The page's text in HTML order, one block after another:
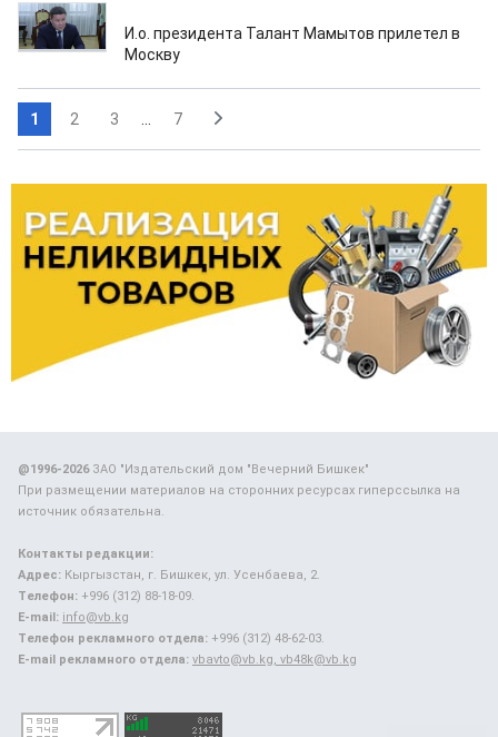
07.12.2020
И.о. президента Талант Мамытов прилетел в
Москву
1 2 3 7
@1996-2026ЗАО "Издательский дом "Вечерний Бишкек"
При размещении материалов на сторонних ресурсах гиперссылка на
источник обязательна.
Контакты редакции:
Адрес: Кыргызстан, г. Бишкек, ул. Усенбаева, 2.
Телефон: +996 (312) 88-18-09.
E-mail: info@vb.kg
Телефон рекламного отдела: +996 (312) 48-62-03.
E-mail рекламного отдела: vbavto@vb.kg, vb48k@vb.kg